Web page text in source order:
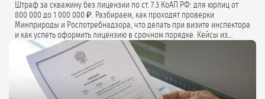
Штраф за скважину без лицензии по ст. 7.3 КоАП РФ: для юрлиц от
800 000 до 1 000 000 ₽. Разбираем, как проходят проверки
Минприроды и Роспотребнадзора, что делать при визите инспектора
и как успеть оформить лицензию в срочном порядке. Кейсы из
практики и советы экспертов.